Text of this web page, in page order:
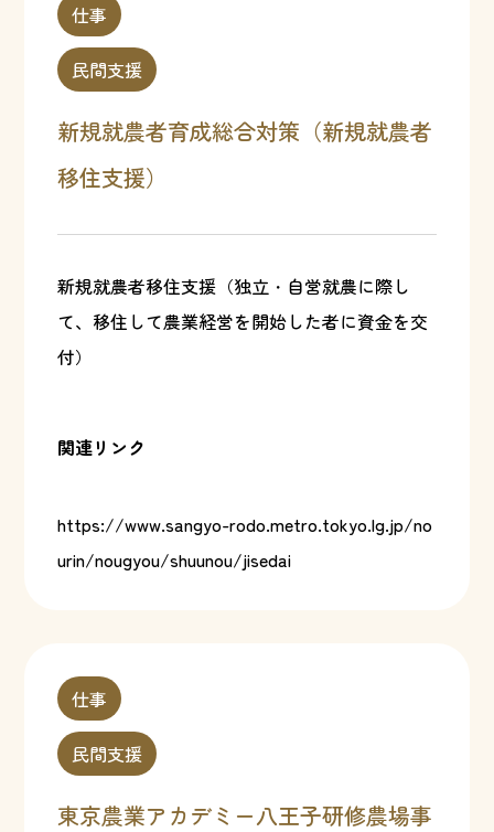
仕事
民間支援
新規就農者育成総合対策（新規就農者
移住支援）
新規就農者移住支援（独立・自営就農に際し
て、移住して農業経営を開始した者に資金を交
付）
関連リンク
https://www.sangyo-rodo.metro.tokyo.lg.jp/no
urin/nougyou/shuunou/jisedai
仕事
民間支援
東京農業アカデミー八王子研修農場事